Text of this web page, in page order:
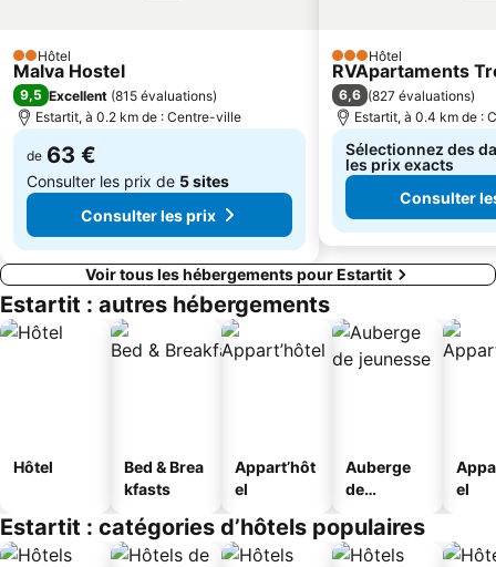
Casino Castell de Peralada
Maison de Salvador Dali
Estació d autobusos de Girona
Marché Hebdomadaire
2 Étoiles
Hôtel
Malva Hostel
9,5 Excellent (815 évaluations)
Estartit, à 0.2 km de : Centre-ville
de 63 €
Consulter les prix de 5 sites
Consulter les prix
3 Étoiles
Hôtel
RVApartaments
6,6 (827 évaluations)
Estartit, à 0.4 km de :
Sélectionnez des
les prix exacts
Consulter
Voir tous les hébergements pour Estartit
Estartit : autres hébergements
Hôtel
Bed & Brea
kfasts
Appart’hôt
el
Auberge
de
el
Estartit : catégories d’hôtels populaires